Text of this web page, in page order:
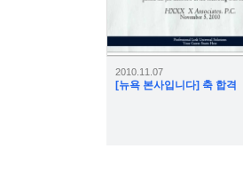
2010.11.07
[뉴욕 본사입니다] 축 합격